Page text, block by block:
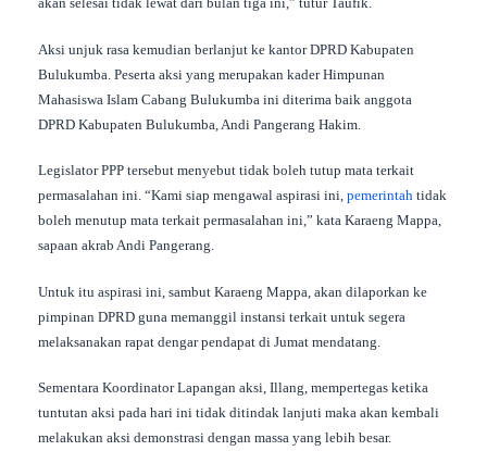
Aksi unjuk rasa kemudian berlanjut ke kantor DPRD Kabupaten
Bulukumba. Peserta aksi yang merupakan kader Himpunan
Mahasiswa Islam Cabang Bulukumba ini diterima baik anggota
DPRD Kabupaten Bulukumba, Andi Pangerang Hakim.
Legislator PPP tersebut menyebut tidak boleh tutup mata terkait
permasalahan ini. “Kami siap mengawal aspirasi ini, pemerintah tidak
boleh menutup mata terkait permasalahan ini,” kata Karaeng Mappa,
sapaan akrab Andi Pangerang.
Untuk itu aspirasi ini, sambut Karaeng Mappa, akan dilaporkan ke
pimpinan DPRD guna memanggil instansi terkait untuk segera
melaksanakan rapat dengar pendapat di Jumat mendatang.
Sementara Koordinator Lapangan aksi, Illang, mempertegas ketika
tuntutan aksi pada hari ini tidak ditindak lanjuti maka akan kembali
melakukan aksi demonstrasi dengan massa yang lebih besar.